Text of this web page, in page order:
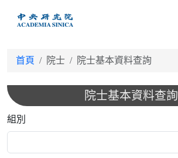
首頁 院士 院士基本資料查詢
院士基本資料查詢
組別